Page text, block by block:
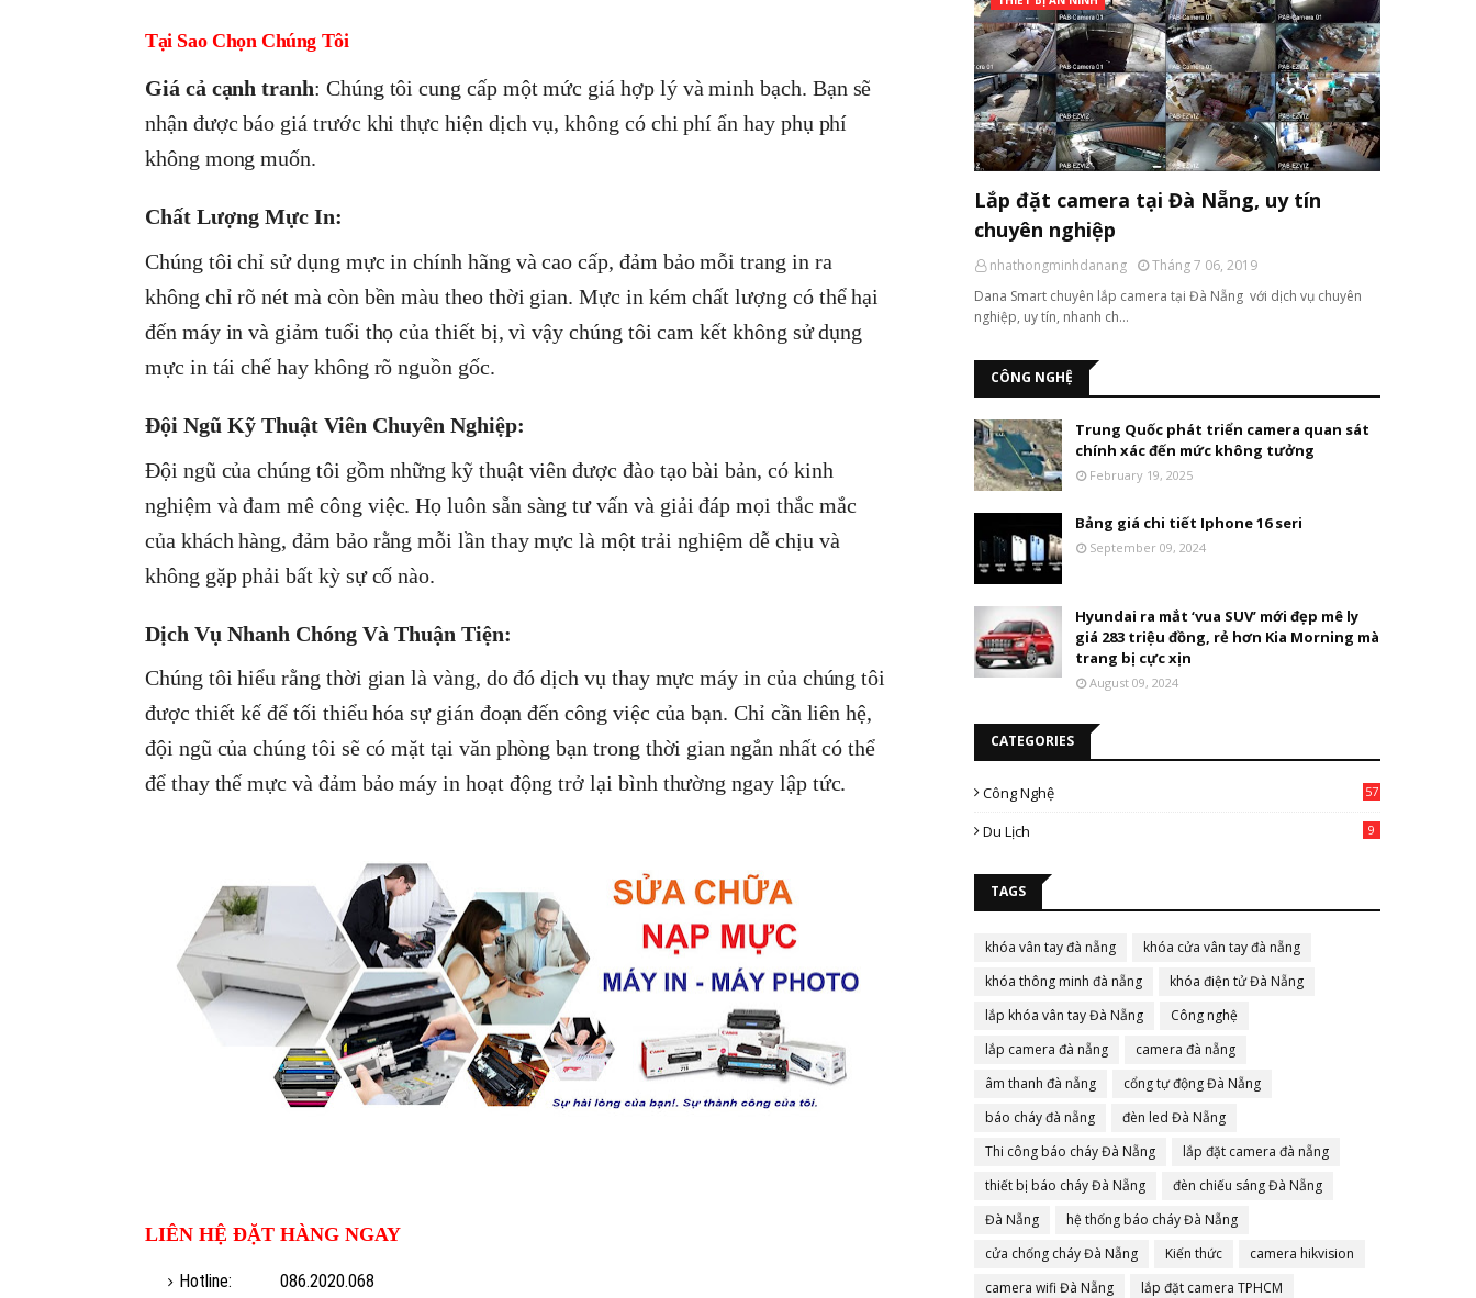
Tại Sao Chọn Chúng Tôi
Giá cả cạnh tranh: Chúng tôi cung cấp một mức giá hợp lý và minh bạch. Bạn sẽ
nhận được báo giá trước khi thực hiện dịch vụ, không có chi phí ẩn hay phụ phí
không mong muốn.
Chất Lượng Mực In:
Chúng tôi chỉ sử dụng mực in chính hãng và cao cấp, đảm bảo mỗi trang in ra
không chỉ rõ nét mà còn bền màu theo thời gian. Mực in kém chất lượng có thể hại
đến máy in và giảm tuổi thọ của thiết bị, vì vậy chúng tôi cam kết không sử dụng
mực in tái chế hay không rõ nguồn gốc.
Đội Ngũ Kỹ Thuật Viên Chuyên Nghiệp:
Đội ngũ của chúng tôi gồm những kỹ thuật viên được đào tạo bài bản, có kinh
nghiệm và đam mê công việc. Họ luôn sẵn sàng tư vấn và giải đáp mọi thắc mắc
của khách hàng, đảm bảo rằng mỗi lần thay mực là một trải nghiệm dễ chịu và
không gặp phải bất kỳ sự cố nào.
Dịch Vụ Nhanh Chóng Và Thuận Tiện:
Chúng tôi hiểu rằng thời gian là vàng, do đó dịch vụ thay mực máy in của chúng tôi
được thiết kế để tối thiểu hóa sự gián đoạn đến công việc của bạn. Chỉ cần liên hệ,
đội ngũ của chúng tôi sẽ có mặt tại văn phòng bạn trong thời gian ngắn nhất có thể
để thay thế mực và đảm bảo máy in hoạt động trở lại bình thường ngay lập tức.
LIÊN HỆ ĐẶT HÀNG NGAY
Hotline: 086.2020.068
Lắp đặt camera tại Đà Nẵng, uy tín
chuyên nghiệp
nhathongminhdanang
Tháng 7 06, 2019
Dana Smart chuyên lắp camera tại Đà Nẵng với dịch vụ chuyên
nghiệp, uy tín, nhanh ch…
CÔNG NGHỆ
Trung Quốc phát triển camera quan sát
chính xác đến mức không tưởng
February 19, 2025
Bảng giá chi tiết Iphone 16 seri
September 09, 2024
Hyundai ra mắt ‘vua SUV’ mới đẹp mê ly
giá 283 triệu đồng, rẻ hơn Kia Morning mà
trang bị cực xịn
August 09, 2024
CATEGORIES
Công Nghệ 57
Du Lịch 9
TAGS
khóa vân tay đà nẵng
khóa cửa vân tay đà nẵng
khóa thông minh đà nẵng
khóa điện tử Đà Nẵng
lắp khóa vân tay Đà Nẵng
Công nghệ
lắp camera đà nẵng
camera đà nẵng
âm thanh đà nẵng
cổng tự động Đà Nẵng
báo cháy đà nẵng
đèn led Đà Nẵng
Thi công báo cháy Đà Nẵng
lắp đặt camera đà nẵng
thiết bị báo cháy Đà Nẵng
đèn chiếu sáng Đà Nẵng
Đà Nẵng
hệ thống báo cháy Đà Nẵng
cửa chống cháy Đà Nẵng
Kiến thức
camera hikvision
camera wifi Đà Nẵng
lắp đặt camera TPHCM